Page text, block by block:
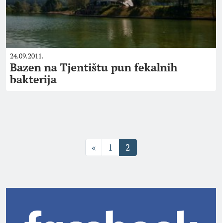
24.09.2011.
Bazen na Tjentištu pun fekalnih
bakterija
« 1 2